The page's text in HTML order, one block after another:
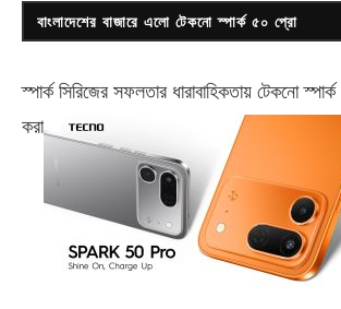
বাংলাদেশের বাজারে এলো টেকনো স্পার্ক ৫০ প্রো
স্পার্ক সিরিজের সফলতার ধারাবাহিকতায় টেকনো
করা